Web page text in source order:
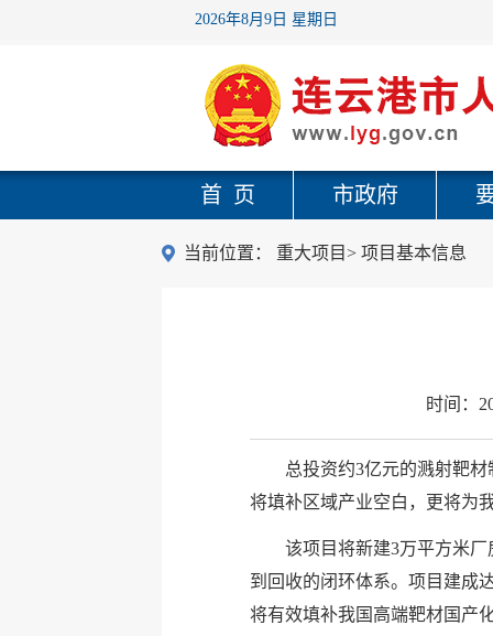
2026年8月9日 星期日
首 页 市政府
当前位置： 重大项目> 项目基本信息
时间：
总投资约3亿元的溅射靶
将填补区域产业空白，更将为
该项目将新建3万平方米
到回收的闭环体系。项目建成
将有效填补我国高端靶材国产